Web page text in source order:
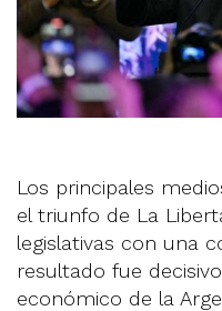
Los principales
el triunfo de La
legislativas con una
resultado fue
económico de la